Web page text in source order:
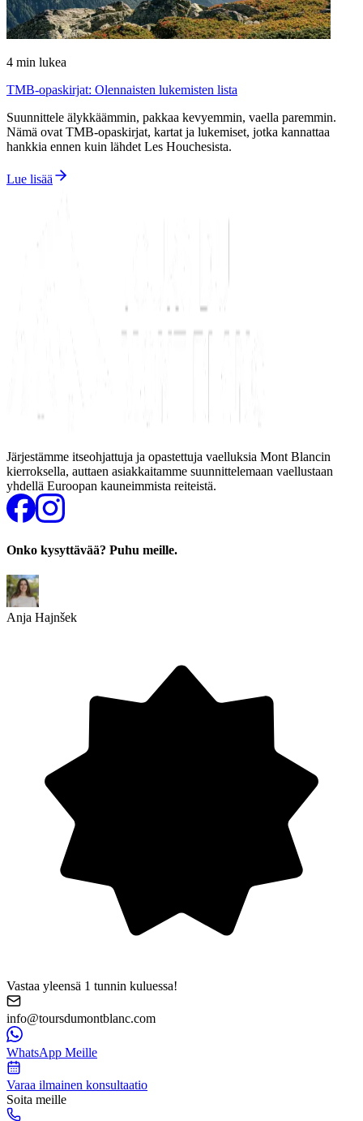
4 min lukea
TMB-opaskirjat: Olennaisten lukemisten lista
Suunnittele älykkäämmin, pakkaa kevyemmin, vaella paremmin.
Nämä ovat TMB-opaskirjat, kartat ja lukemiset, jotka kannattaa
hankkia ennen kuin lähdet Les Houchesista.
Lue lisää
Järjestämme itseohjattuja ja opastettuja vaelluksia Mont Blancin
kierroksella, auttaen asiakkaitamme suunnittelemaan vaellustaan
yhdellä Euroopan kauneimmista reiteistä.
Onko kysyttävää? Puhu meille.
Anja Hajnšek
Vastaa yleensä 1 tunnin kuluessa!
info@toursdumontblanc.com
WhatsApp Meille
Varaa ilmainen konsultaatio
Soita meille